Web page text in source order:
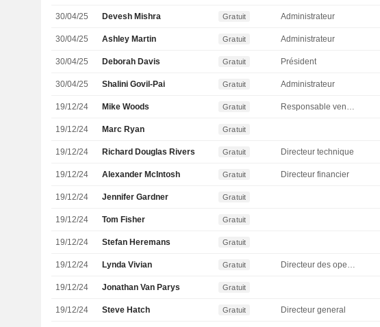
30/04/25 Devesh Mishra Gratuit Administrateur
30/04/25 Ashley Martin Gratuit Administrateur
30/04/25 Deborah Davis Gratuit Président
30/04/25 Shalini Govil-Pai Gratuit Administrateur
19/12/24 Mike Woods Gratuit Responsable ventes & marketing
19/12/24 Marc Ryan Gratuit
19/12/24 Richard Douglas Rivers Gratuit Directeur technique
19/12/24 Alexander McIntosh Gratuit Directeur financier
19/12/24 Jennifer Gardner Gratuit
19/12/24 Tom Fisher Gratuit
19/12/24 Stefan Heremans Gratuit
19/12/24 Lynda Vivian Gratuit Directeur des operations
19/12/24 Jonathan Van Parys Gratuit
19/12/24 Steve Hatch Gratuit Directeur general